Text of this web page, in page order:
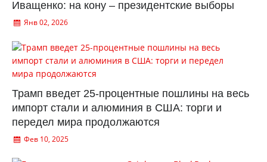
Иващенко: на кону – президентские выборы
Янв 02, 2026
Трамп введет 25-процентные пошлины на весь
импорт стали и алюминия в США: торги и
передел мира продолжаются
Фев 10, 2025